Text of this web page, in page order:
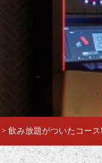
> 飲み放題がついたコー